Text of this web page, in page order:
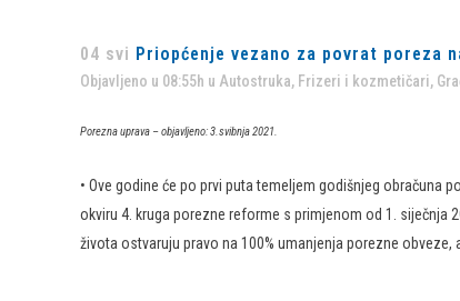
04 svi Priopćenje vezano za povrat poreza
Objavljeno u 08:55h u Autostruka, Frizeri i kozmetičari,
Porezna uprava – objavljeno: 3.svibnja 2021.
• Ove godine će po prvi puta temeljem godišnjeg
okviru 4. kruga porezne reforme s primjenom od 1. siječnja
života ostvaruju pravo na 100% umanjenja porezne